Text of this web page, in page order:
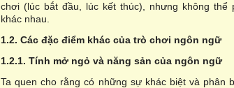
chơi (lúc bắt đầu, lúc kết thúc), nhưng không thể
khác nhau.
1.2. Các đặc điểm khác của trò chơi ngôn ngữ
1.2.1. Tính mở ngỏ và năng sản của ngôn ngữ
Ta quen cho rằng có những sự khác biệt và phân